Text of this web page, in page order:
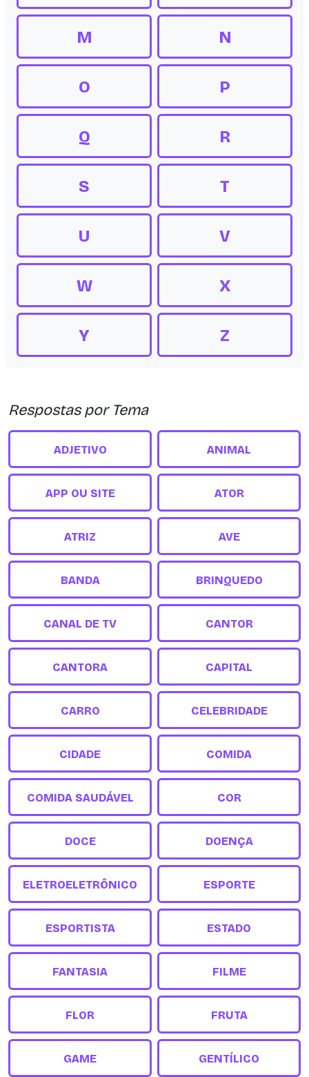
M N
O P
Q R
S T
U V
W X
Y Z
Respostas por Tema
ADJETIVO ANIMAL
APP OU SITE ATOR
ATRIZ AVE
BANDA BRINQUEDO
CANAL DE TV CANTOR
CANTORA CAPITAL
CARRO CELEBRIDADE
CIDADE COMIDA
COMIDA SAUDÁVEL COR
DOCE DOENÇA
ELETROELETRÔNICO ESPORTE
ESPORTISTA ESTADO
FANTASIA FILME
FLOR FRUTA
GAME GENTÍLICO